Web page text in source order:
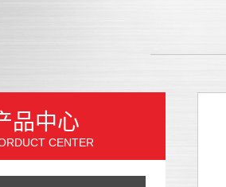
品中心
CENTER